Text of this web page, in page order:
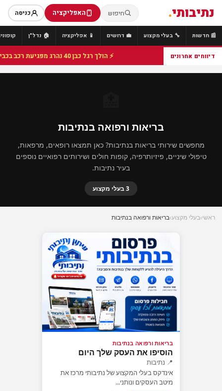
נתיבותי. חיפוש האפליקציה כניסה
📰 חדשות 🔧 בעלי מקצוע 💼 דרושים 📱 אפליקציה 🏠 נדל"ן
דיווחים אחרונים ⚡ הולך רגל כבן 40 נהרג מפגיעת רכב בכביש 25 סמוך לצומת הנשיא, מתנדבי זק"א פועלו בזירה
בריאות ורפואה בנתיבות
מחפשים שירותי בריאות בנתיבות? כאן תמצאו רופאים, מרפאות,
טיפולי שיניים, פיזיותרפיה, קופות חולים ושירותים רפואיים נוספים
בעיר נתיבות.
3 בעלי מקצוע
ראשי›בעלי מקצוע›בריאות ורפואה בנתיבות
בריאות ורפואה בנתיבות
הוסיפו את העסק שלך היום
📍 נתיבות
אינדקס בעלי המקצוע של נתיבותי מרכז את
מיטב העסקים ונותני...